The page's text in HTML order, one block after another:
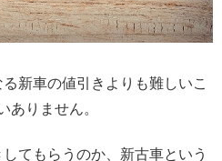
新車の値引きよりも難しいこ
ありません。
てもらうのか、新古車という